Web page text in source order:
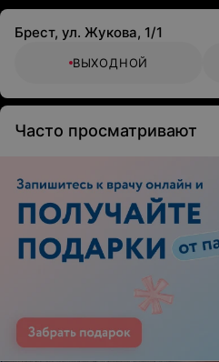
Брест, ул. Жукова, 1/1
ВЫХОДНОЙ
Часто просматривают